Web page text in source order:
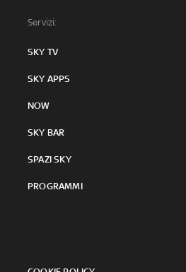
Servizi:
SKY TV
SKY APPS
NOW
SKY BAR
SPAZI SKY
PROGRAMMI